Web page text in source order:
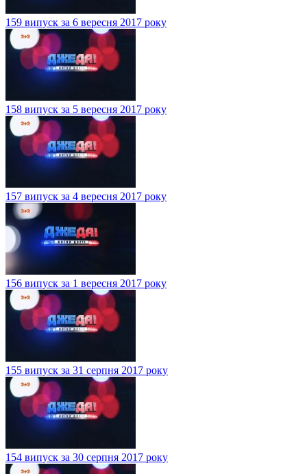
159 випуск за 6 вересня 2017 року
158 випуск за 5 вересня 2017 року
157 випуск за 4 вересня 2017 року
156 випуск за 1 вересня 2017 року
155 випуск за 31 серпня 2017 року
154 випуск за 30 серпня 2017 року